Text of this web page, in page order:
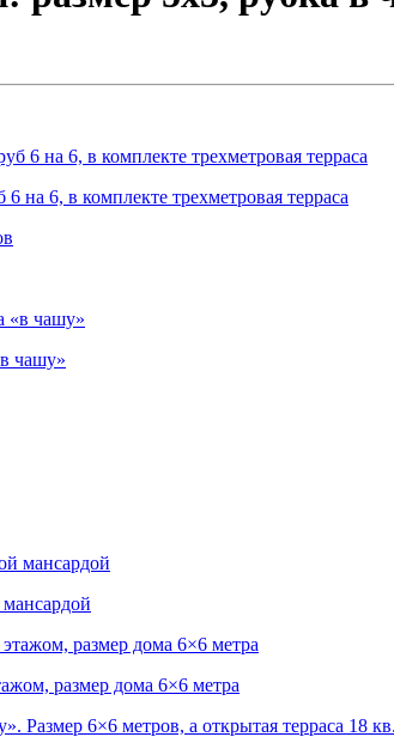
на 6, в комплекте трехметровая терраса
чашу»
размер дома 6×6 метра